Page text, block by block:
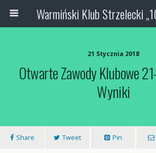
21 Stycznia 2018
Otwarte Zawody Klubowe
Wyniki
Share Tweet Pin